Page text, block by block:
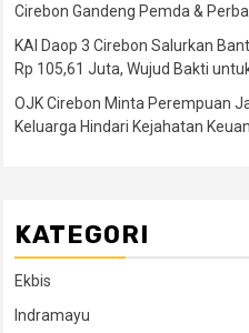
Cirebon Gandeng Pemda &
KAI Daop 3 Cirebon Salurkan
Rp 105,61 Juta, Wujud Bakti
OJK Cirebon Minta Perempuan
Keluarga Hindari Kejahatan
KATEGORI
Ekbis
Indramayu